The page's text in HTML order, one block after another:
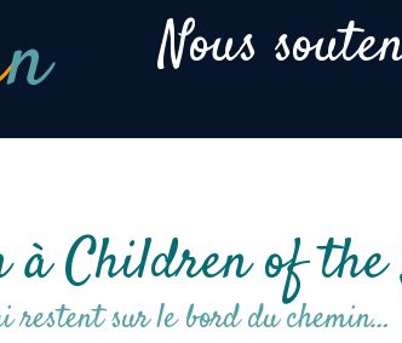
n Nous
Children of the
restent sur le bord du chemin…